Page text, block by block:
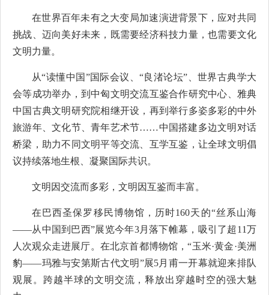
在世界百年未有之大变局加速演进背景下，应对共同
挑战、迈向美好未来，既需要经济科技力量，也需要文化
文明力量。
从“读懂中国”国际会议、“良渚论坛”、世界古典学大
会等成功举办，到中匈文明交流互鉴合作研究中心、雅典
中国古典文明研究院相继开设，再到举行多姿多彩的中外
旅游年、文化节、青年艺术节……中国搭建多边文明对话
桥梁，助力不同文明平等交流、互学互鉴，让全球文明倡
议持续落地生根、凝聚国际共识。
文明因交流而多彩，文明因互鉴而丰富。
在巴西圣保罗移民博物馆，历时160天的“丝系山海
——从中国到巴西”展览今年3月落下帷幕，吸引了超11万
人次观众走进展厅。在北京首都博物馆，“玉米·黄金·美洲
豹——玛雅与安第斯古代文明”展5月甫一开幕就迎来排队
观展。跨越半球的文明交流，释放出穿越时空的强大魅